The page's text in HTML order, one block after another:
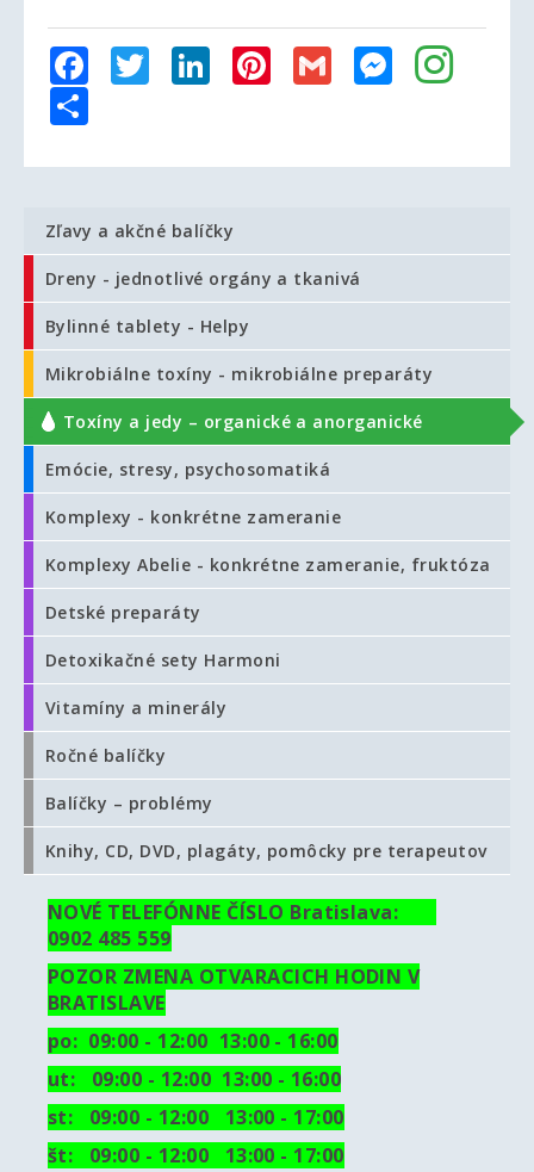
FacebookTwitterLinkedInPinterest
Gmail Messenger
Zľavy a akčné balíčky
Dreny - jednotlivé orgány a tkanivá
Bylinné tablety - Helpy
Mikrobiálne toxíny - mikrobiálne preparáty
Toxíny a jedy – organické a anorganické
Emócie, stresy, psychosomatiká
Komplexy - konkrétne zameranie
Komplexy Abelie - konkrétne zameranie, fruktóza
Detské preparáty
Detoxikačné sety Harmoni
Vitamíny a minerály
Ročné balíčky
Balíčky – problémy
Knihy, CD, DVD, plagáty, pomôcky pre terapeutov
NOVÉ TELEFÓNNE ČÍSLO Bratislava:
0902 485 559
POZOR ZMENA OTVARACICH HODIN V
BRATISLAVE
po: 09:00 - 12:00 13:00 - 16:00
ut: 09:00 - 12:00 13:00 - 16:00
st: 09:00 - 12:00 13:00 - 17:00
št: 09:00 - 12:00 13:00 - 17:00